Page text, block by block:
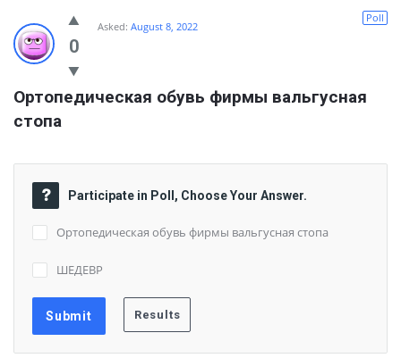
0
Poll
Asked: August 8, 2022
Ортопедическая обувь фирмы вальгусная
стопа
Participate in Poll, Choose Your Answer.
Ортопедическая обувь фирмы вальгусная стопа
ШЕДЕВР